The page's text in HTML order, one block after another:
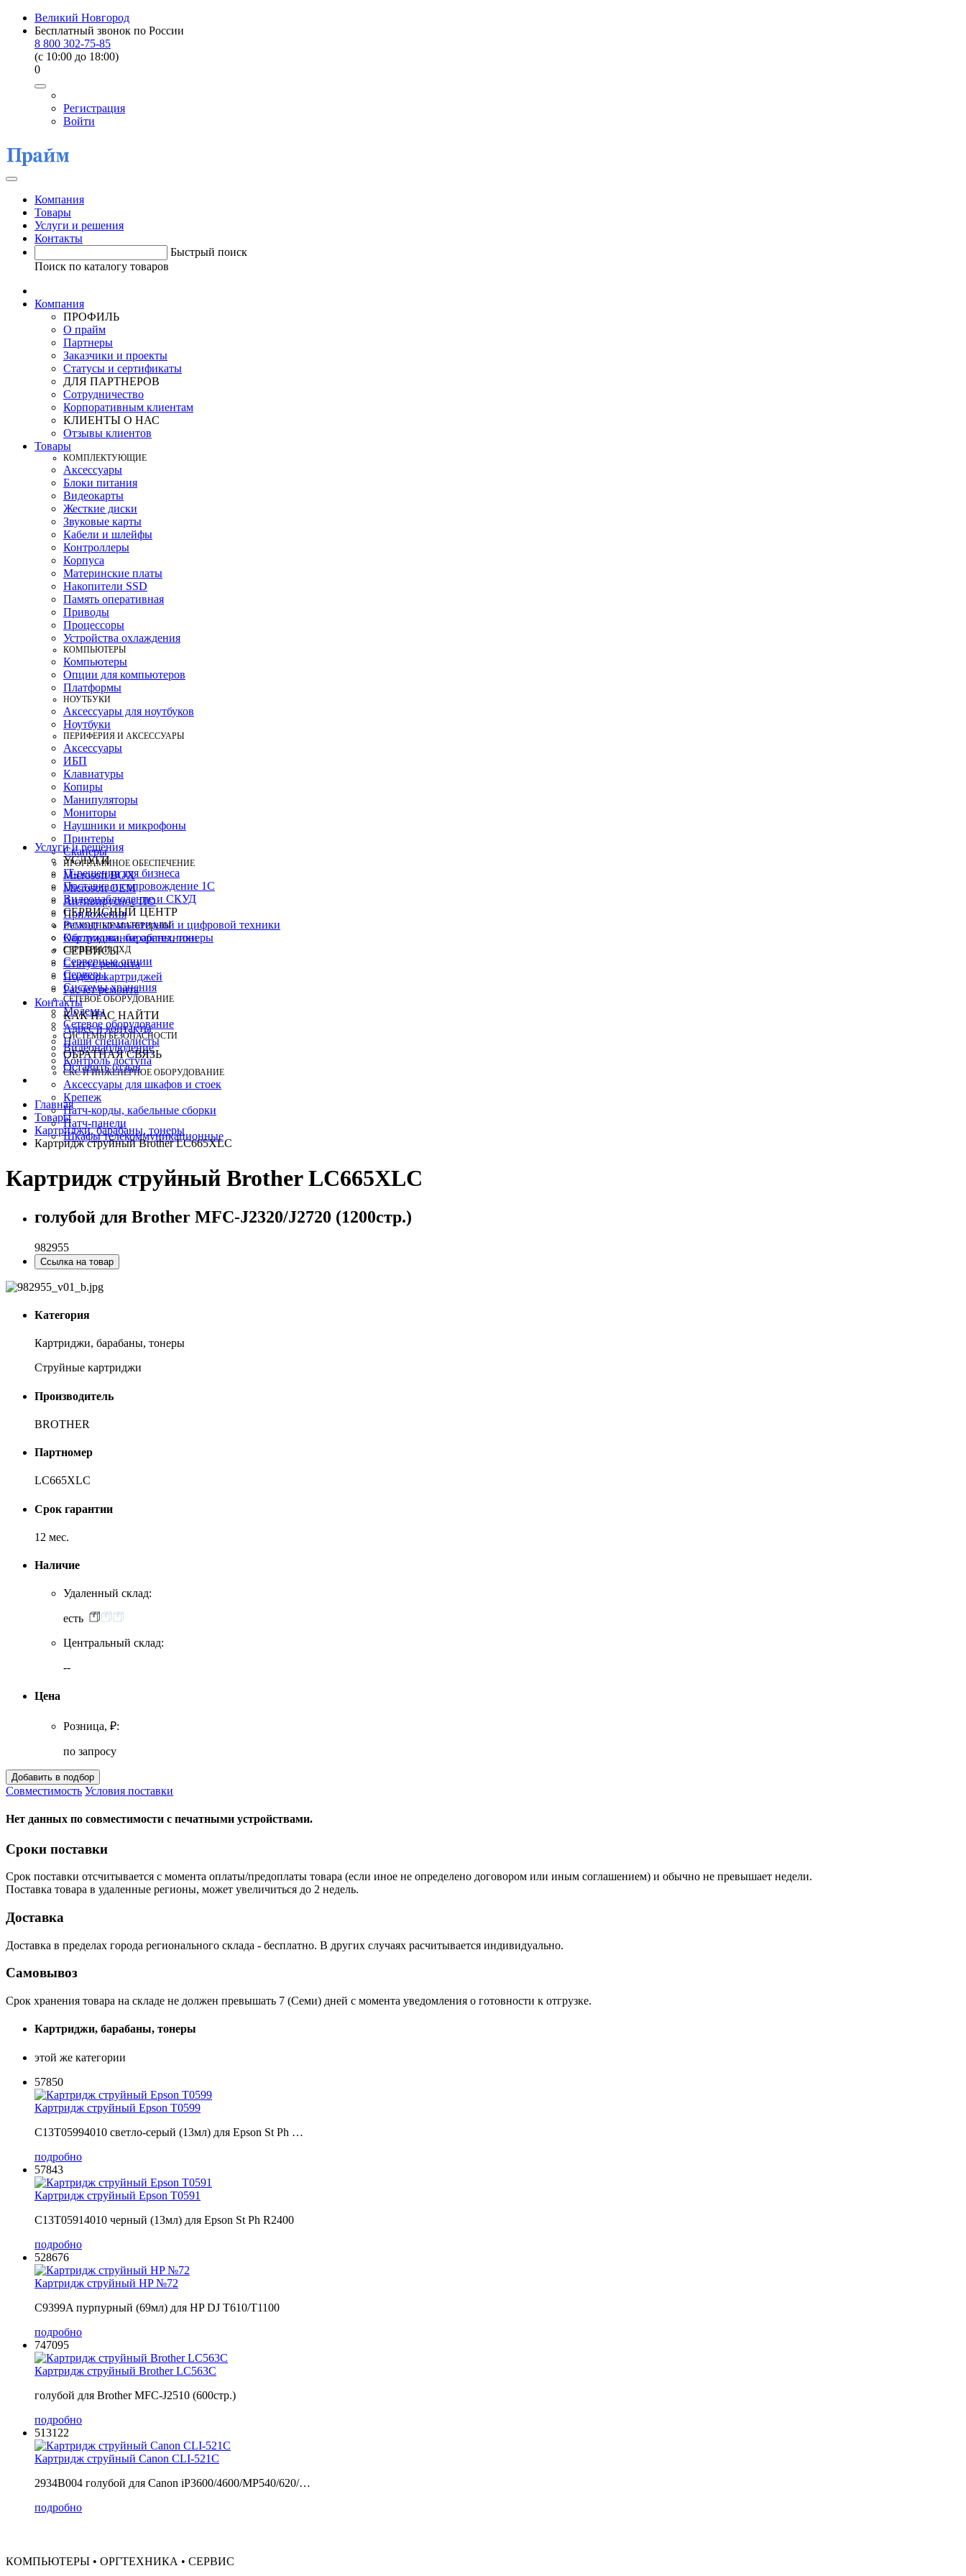
Великий Новгород
Бесплатный звонок по России
8 800 302-75-85
(c 10:00 до 18:00)
0
Регистрация
Войти
Компания
Товары
Услуги и решения
Контакты
Быстрый поиск
Поиск по каталогу товаров
Компания
ПРОФИЛЬ
О прайм
Партнеры
Заказчики и проекты
Статусы и сертификаты
ДЛЯ ПАРТНЕРОВ
Сотрудничество
Корпоративным клиентам
КЛИЕНТЫ О НАС
Отзывы клиентов
Товары
КOМПЛЕКТУЮЩИЕ
Аксессуары
Блоки питания
Видеокарты
Жесткие диски
Звуковые карты
Кабели и шлейфы
Контроллеры
Корпуса
Материнские платы
Накопители SSD
Память оперативная
Приводы
Процессоры
Устройства охлаждения
КОМПЬЮТЕРЫ
Компьютеры
Опции для компьютеров
Платформы
НОУТБУКИ
Аксессуары для ноутбуков
Ноутбуки
ПЕРИФЕРИЯ И АКСЕССУАРЫ
Аксессуары
ИБП
Клавиатуры
Копиры
Манипуляторы
Мониторы
Наушники и микрофоны
Принтеры
Сканеры
ПРОГРАММНОЕ ОБЕСПЕЧЕНИЕ
Microsoft BOX
Microsoft OEM
Антивирусное ПО
Приложения
РАСХОДНЫЕ МАТЕРИАЛЫ
Картриджи, барабаны, тонеры
СЕРВЕРЫ И СХД
Серверные опции
Серверы
Системы хранения
СЕТЕВОЕ ОБОРУДОВАНИЕ
Модемы
Сетевое оборудование
СИСТЕМЫ БЕЗОПАСНОСТИ
Видеонаблюдение
Контроль доступа
СКС И ИНЖЕНЕРНОЕ ОБОРУДОВАНИЕ
Аксессуары для шкафов и стоек
Крепеж
Патч-корды, кабельные сборки
Патч-панели
Шкафы телекоммуникационные
Услуги и решения
УСЛУГИ
IT-решения для бизнеса
Поставка и сопровождение 1C
Видеонаблюдение и СКУД
СЕРВИСНЫЙ ЦЕНТР
Ремонт компьютерной и цифровой техники
Обслуживание оргтехники
СЕРВИСЫ
Статус ремонта
Подбор картриджей
Расчет ремонта
Контакты
КАК НАС НАЙТИ
Адрес и контакты
Наши специалисты
ОБРАТНАЯ СВЯЗЬ
Оставить отзыв
Главная
Товары
Картриджи, барабаны, тонеры
Картридж струйный Brother LC665XLC
Картридж струйный Brother LC665XLC
голубой для Brother MFC-J2320/J2720 (1200стр.)
982955
Ссылка на товар
Категория
Картриджи, барабаны, тонеры
Струйные картриджи
Производитель
BROTHER
Партномер
LC665XLC
Срок гарантии
12 мес.
Наличие
Удаленный склад:
есть
Центральный склад:
--
Цена
Розница, ₽:
по запросу
Совместимость Условия поставки
Нет данных по совместимости с печатными устройствами.
Сроки поставки
Срок поставки отсчитывается с момента оплаты/предоплаты товара (если иное не определено договором или иным соглашением) и обычно не превышает недели.
Поставка товара в удаленные регионы, может увеличиться до 2 недель.
Доставка
Доставка в пределах города регионального склада - бесплатно. В других случаях расчитывается индивидуально.
Самовывоз
Срок хранения товара на складе не должен превышать 7 (Семи) дней с момента уведомления о готовности к отгрузке.
Картриджи, барабаны, тонеры
этой же категории
57850
Картридж струйный Epson T0599
C13T05994010 светло-серый (13мл) для Epson St Ph …
подробно
57843
Картридж струйный Epson T0591
C13T05914010 черный (13мл) для Epson St Ph R2400
подробно
528676
Картридж струйный HP №72
C9399A пурпурный (69мл) для HP DJ T610/T1100
подробно
747095
Картридж струйный Brother LC563C
голубой для Brother MFC-J2510 (600стр.)
подробно
513122
Картридж струйный Canon CLI-521C
2934B004 голубой для Canon iP3600/4600/MP540/620/…
подробно
КОМПЬЮТЕРЫ • ОРГТЕХНИКА • СЕРВИС